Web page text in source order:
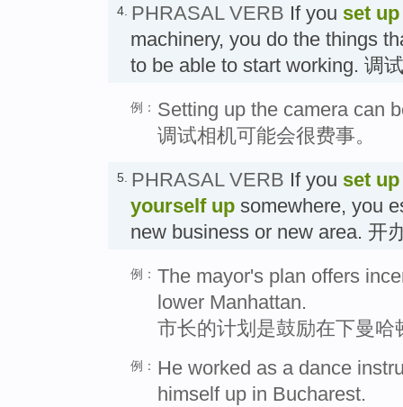
4. PHRASAL VERB If you set up
machinery, you do the things
to be able to start working. 调
例： Setting up the camera can
调试相机可能会很费事。
5. PHRASAL VERB If you set up
yourself up somewhere, you
new business or new area. 开
例： The mayor's plan offers
lower Manhattan.
市长的计划是鼓励在下曼哈
例： He worked as a dance
himself up in Bucharest.